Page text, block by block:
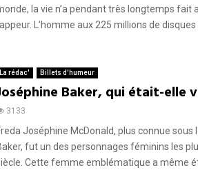
la vie n’a pendant très longtemps fait
L’homme aux 225 millions de disques
La rédac' Billets d'humeur
Baker, qui était-elle
3133
Joséphine McDonald, plus connue sous
fut un des personnages féminins les
Cette femme emblématique a même